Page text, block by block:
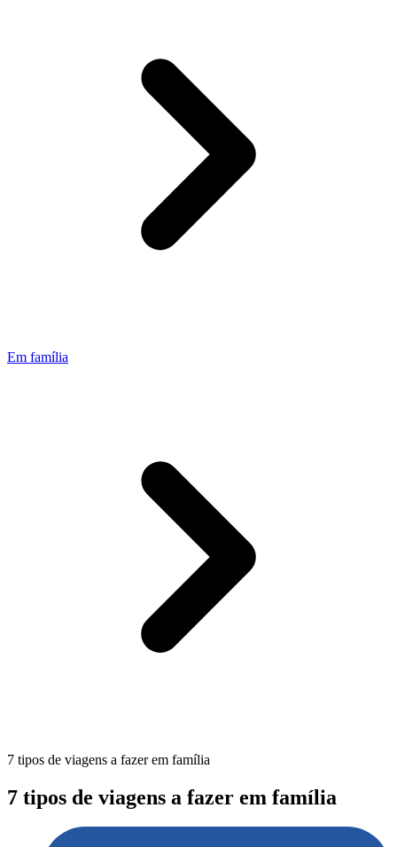
Em família
7 tipos de viagens a fazer em família
7 tipos de viagens a fazer em família